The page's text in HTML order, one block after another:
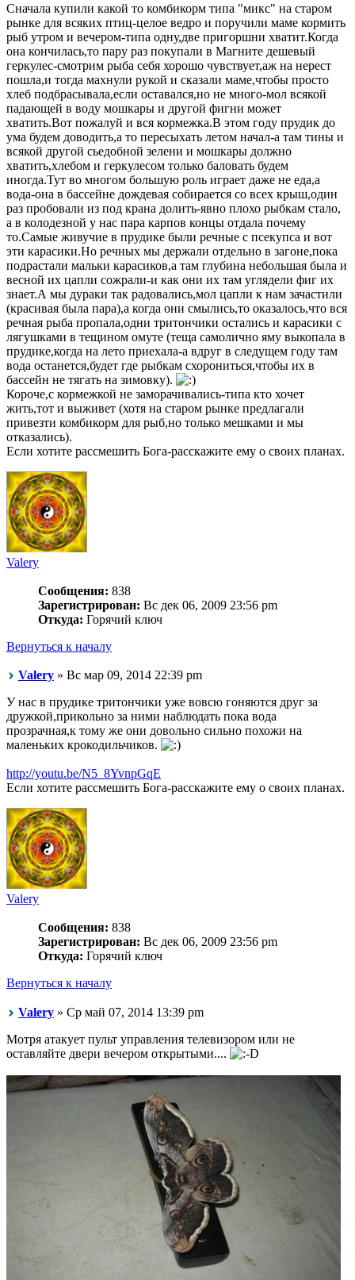
Сначала купили какой то комбикорм типа "микс" на старом
рынке для всяких птиц-целое ведро и поручили маме кормить
рыб утром и вечером-типа одну,две пригоршни хватит.Когда
она кончилась,то пару раз покупали в Магните дешевый
геркулес-смотрим рыба себя хорошо чувствует,аж на нерест
пошла,и тогда махнули рукой и сказали маме,чтобы просто
хлеб подбрасывала,если оставался,но не много-мол всякой
падающей в воду мошкары и другой фигни может
хватить.Вот пожалуй и вся кормежка.В этом году прудик до
ума будем доводить,а то пересыхать летом начал-а там тины и
всякой другой сьедобной зелени и мошкары должно
хватить,хлебом и геркулесом только баловать будем
иногда.Тут во многом большую роль играет даже не еда,а
вода-она в бассейне дождевая собирается со всех крыш,один
раз пробовали из под крана долить-явно плохо рыбкам стало,
а в колодезной у нас пара карпов концы отдала почему
то.Самые живучие в прудике были речные с псекупса и вот
эти карасики.Но речных мы держали отдельно в загоне,пока
подрастали мальки карасиков,а там глубина небольшая была и
весной их цапли сожрали-и как они их там углядели фиг их
знает.А мы дураки так радовались,мол цапли к нам зачастили
(красивая была пара),а когда они смылись,то оказалось,что вся
речная рыба пропала,одни тритончики остались и карасики с
лягушками в тещином омуте (теща самолично яму выкопала в
прудике,когда на лето приехала-а вдруг в следущем году там
вода останется,будет где рыбкам схорониться,чтобы их в
бассейн не тягать на зимовку).
Короче,с кормежкой не заморачивались-типа кто хочет
жить,тот и выживет (хотя на старом рынке предлагали
привезти комбикорм для рыб,но только мешками и мы
отказались).
Если хотите рассмешить Бога-расскажите ему о своих планах.
Valery
Сообщения: 838
Зарегистрирован: Вс дек 06, 2009 23:56 pm
Откуда: Горячий ключ
Вернуться к началу
Valery » Вс мар 09, 2014 22:39 pm
У нас в прудике тритончики уже вовсю гоняются друг за
дружкой,прикольно за ними наблюдать пока вода
прозрачная,к тому же они довольно сильно похожи на
маленьких крокодильчиков.
http://youtu.be/N5_8YvnpGqE
Если хотите рассмешить Бога-расскажите ему о своих планах.
Valery
Сообщения: 838
Зарегистрирован: Вс дек 06, 2009 23:56 pm
Откуда: Горячий ключ
Вернуться к началу
Valery » Ср май 07, 2014 13:39 pm
Мотря атакует пульт управления телевизором или не
оставляйте двери вечером открытыми....